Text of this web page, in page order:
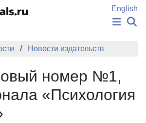
содержанию
English
НОВОСТИ
РУКОПИСЬ
БАЗА ЗНАНИЙ
СЛОВА
Новости издательств
номер №1,
«Психология